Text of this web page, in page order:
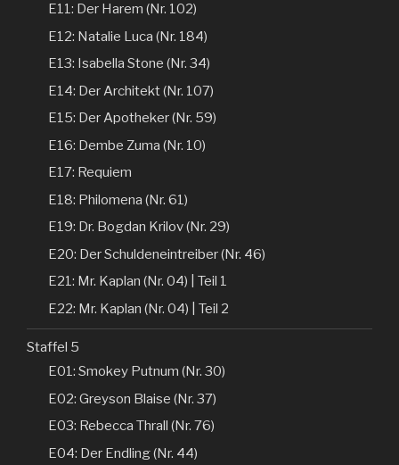
E11: Der Harem (Nr. 102)
E12: Natalie Luca (Nr. 184)
E13: Isabella Stone (Nr. 34)
E14: Der Architekt (Nr. 107)
E15: Der Apotheker (Nr. 59)
E16: Dembe Zuma (Nr. 10)
E17: Requiem
E18: Philomena (Nr. 61)
E19: Dr. Bogdan Krilov (Nr. 29)
E20: Der Schuldeneintreiber (Nr. 46)
E21: Mr. Kaplan (Nr. 04) | Teil 1
E22: Mr. Kaplan (Nr. 04) | Teil 2
Staffel 5
E01: Smokey Putnum (Nr. 30)
E02: Greyson Blaise (Nr. 37)
E03: Rebecca Thrall (Nr. 76)
E04: Der Endling (Nr. 44)